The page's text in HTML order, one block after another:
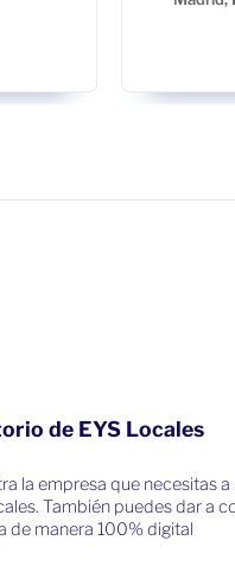
de EYS Locales
la empresa que necesitas
También puedes dar a
de manera 100% digital